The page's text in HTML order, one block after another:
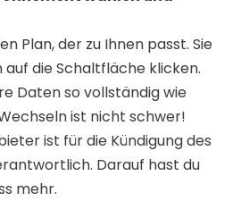
Plan, der zu Ihnen passt. Sie
auf die Schaltfläche klicken.
Daten so vollständig wie
ist nicht schwer!
ist für die Kündigung des
Darauf hast du
mehr.